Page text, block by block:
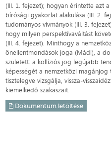
(III. 1. fejezet); hogyan érintette azt
bírósági gyakorlat alakulása (III. 2.
tudományos vívmányok (III. 3.
hogy milyen perspektívaváltást
(III. 4. fejezet). Minthogy a
önellentmondások joga (Mádl), a
született: a kollíziós jog legújabb
képességét a nemzetközi
tisztelegve vizsgálja, vissza-
kiemelkedő szakaszait.
Dokumentum letöltése